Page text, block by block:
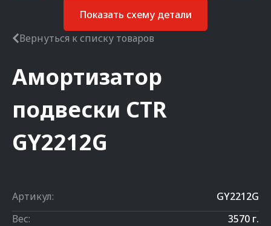
Показать схему детали
Вернуться к списку товаров
Амортизатор
подвески CTR
GY2212G
Артикул:
GY2212G
Вес:
3570 г.